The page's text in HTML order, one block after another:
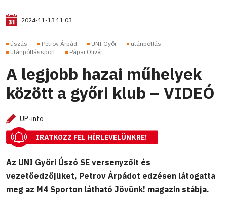
2024-11-13 11:03
úszás Petrov Árpád UNI Győr
utánpótlás
utánpótlássport
Pápai Olivér
A legjobb hazai műhelyek
között a győri klub – VIDEÓ
UP-info
IRATKOZZ FEL HÍRLEVELÜNKRE!
Az UNI Győri Úszó SE versenyzőit és
vezetőedzőjüket, Petrov Árpádot edzésen látogatta
meg az M4 Sporton látható Jövünk! magazin stábja.